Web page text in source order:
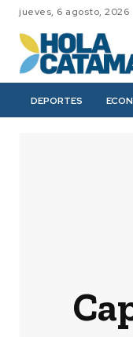
jueves, 6 agosto, 2026
DEPORTES